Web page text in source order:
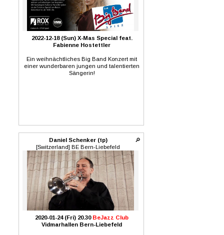
2022-12-18 (Sun) X-Mas Special feat.
Fabienne Hostettler
Ein weihnächtliches Big Band Konzert mit
einer wunderbaren jungen und talentierten
Sängerin!
🔎
Daniel Schenker (tp)
[Switzerland] BE Bern-Liebefeld
2020-01-24 (Fri) 20.30 BeJazz Club
Vidmarhallen Bern-Liebefeld